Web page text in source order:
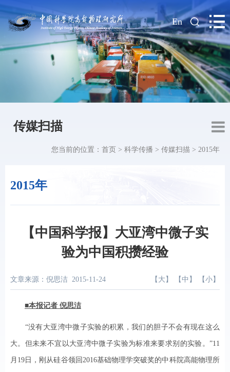
| En
传媒扫描
2015年
您当前的位置： 首页 > 科学传播 > 传媒扫描 > 2015年
【中国科学报】大亚湾中微子实
验为中国积攒经验
文章来源：倪思洁 2015-11-24 【 大 】 【 中 】 【 小 】
■本报记者 倪思洁
“没有大亚湾中微子实验的积累，我们的胆子不会有现在这么
大。但未来不宜以大亚湾中微子实验为标准来要求别的实验。”11
月19日，刚从硅谷领回2016基础物理学突破奖的中科院高能物理所